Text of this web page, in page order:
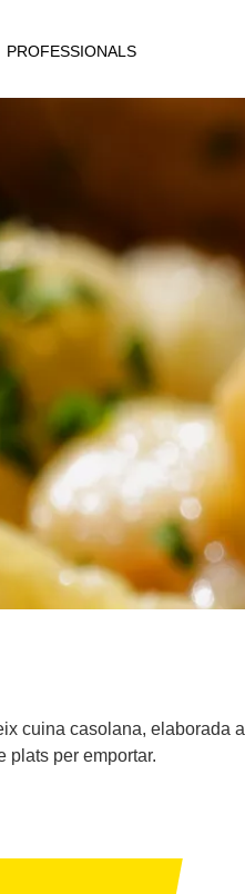
PROFESSIONALS
cuina casolana, elaborada
plats per emportar.